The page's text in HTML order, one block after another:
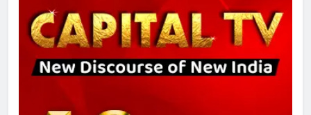
8
चुनाव से पहले लालू परिवार पर बड़ा झटका,
तय किए